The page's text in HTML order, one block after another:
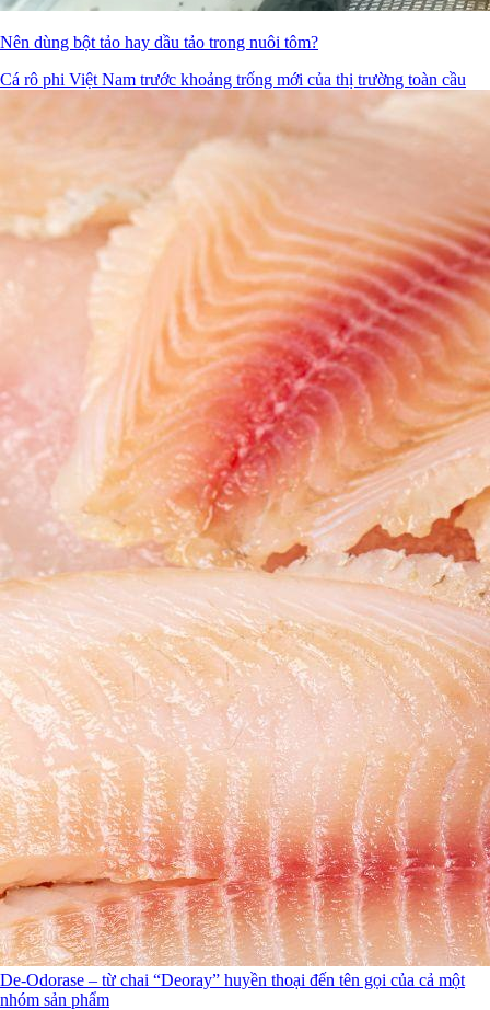
Nên dùng bột tảo hay dầu tảo trong nuôi tôm?
Cá rô phi Việt Nam trước khoảng trống mới của thị trường toàn cầu
De-Odorase – từ chai “Deoray” huyền thoại đến tên gọi của cả một
nhóm sản phẩm